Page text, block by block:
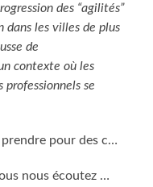
des “agilités”
dans les villes de plus
de
contexte où les
se
prendre pour des c…
nous écoutez …